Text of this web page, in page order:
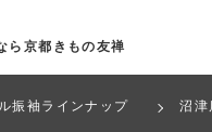
京都きもの友禅
振袖ラインナップ 沼津